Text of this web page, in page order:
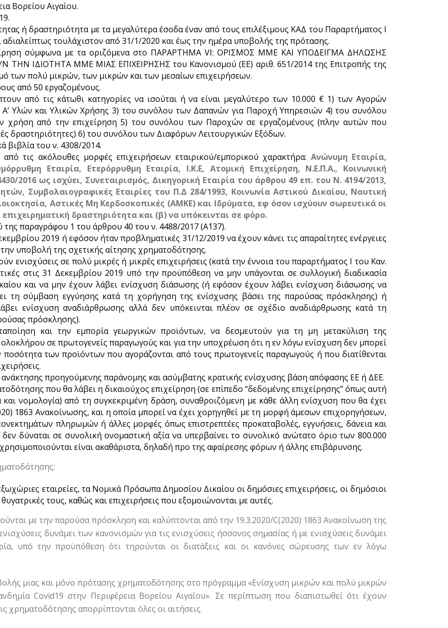
Βορείου Αιγαίου.
ή δραστηριότητα με τα μεγαλύτερα έσοδα έναν από τους επιλέξιμους ΚΑΔ του Παραρτήματος Ι
τουλάχιστον από 31/1/2020 και έως την ημέρα υποβολής της πρότασης.
σύμφωνα με τα οριζόμενα στο ΠΑΡΑΡΤΗΜΑ VI: ΟΡΙΣΜΟΣ ΜΜΕ ΚΑΙ ΥΠΟΔΕΙΓΜΑ ΔΗΛΩΣΗΣ
ΙΔΙΟΤΗΤΑ ΜΜΕ ΜΙΑΣ ΕΠΙΧΕΙΡΗΣΗΣ του Κανονισμού (ΕΕ) αριθ. 651/2014 της Επιτροπής της
των πολύ μικρών, των μικρών και των μεσαίων επιχειρήσεων.
από 50 εργαζομένους.
από τις κάτωθι κατηγορίες να ισούται ή να είναι μεγαλύτερο των 10.000 € 1) των Αγορών
Υλών και Υλικών Χρήσης 3) του συνόλου των Δαπανών για Παροχή Υπηρεσιών 4) του συνόλου
χρήση από την επιχείρηση 5) του συνόλου των Παροχών σε εργαζομένους (πλην αυτών που
δραστηριότητες) 6) του συνόλου των Διαφόρων Λειτουργικών Εξόδων.
βιβλία του ν. 4308/2014.
τις ακόλουθες μορφές επιχειρήσεων εταιρικού/εμπορικού χαρακτήρα: Ανώνυμη Εταιρία,
Εταιρία, Ετερόρρυθμη Εταιρία, Ι.Κ.Ε, Ατομική Επιχείρηση, Ν.Ε.Π.Α., Κοινωνική
2016 ως ισχύει, Συνεταιρισμός, Δικηγορική Εταιρία του άρθρου 49 επ. του Ν. 4194/2013,
Συμβολαιογραφικές Εταιρίες του Π.Δ 284/1993, Κοινωνία Αστικού Δικαίου, Ναυτική
Αστικές Μη Κερδοσκοπικές (ΑΜΚΕ) και Ιδρύματα, εφ όσον ισχύουν σωρευτικά οι
δραστηριότητα και (β) να υπόκεινται σε φόρο.
παραγράφου 1 του άρθρου 40 του ν. 4488/2017 (Α΄137).
2019 ή εφόσον ήταν προβληματικές 31/12/2019 να έχουν κάνει τις απαραίτητες ενέργειες
υποβολή της σχετικής αίτησης χρηματοδότησης.
ενισχύσεις σε πολύ μικρές ή μικρές επιχειρήσεις (κατά την έννοια του παραρτήματος I του Καν.
στις 31 Δεκεμβρίου 2019 υπό την προϋπόθεση να μην υπάγονται σε συλλογική διαδικασία
και να μην έχουν λάβει ενίσχυση διάσωσης (ή εφόσον έχουν λάβει ενίσχυση διάσωσης να
τη σύμβαση εγγύησης κατά τη χορήγηση της ενίσχυσης βάσει της παρούσας πρόσκλησης) ή
ενίσχυση αναδιάρθρωσης αλλά δεν υπόκεινται πλέον σε σχέδιο αναδιάρθρωσης κατά τη
πρόσκλησης).
και την εμπορία γεωργικών προϊόντων, να δεσμευτούν για τη μη μετακύλιση της
σε πρωτογενείς παραγωγούς και για την υποχρέωση ότι η εν λόγω ενίσχυση δεν μπορεί
ποσότητα των προϊόντων που αγοράζονται από τους πρωτογενείς παραγωγούς ή που διατίθενται
προηγούμενης παράνομης και ασύμβατης κρατικής ενίσχυσης βάση απόφασης ΕΕ ή ΔΕΕ.
που θα λάβει η δικαιούχος επιχείρηση (σε επίπεδο “δεδομένης επιχείρησης” όπως αυτή
και νομολογία) από τη συγκεκριμένη δράση, συναθροιζόμενη με κάθε άλλη ενίσχυση που θα έχει
1863 Ανακοίνωσης, και η οποία μπορεί να έχει χορηγηθεί με τη μορφή άμεσων επιχορηγήσεων,
πληρωμών ή άλλες μορφές όπως επιστρεπτέες προκαταβολές, εγγυήσεις, δάνεια και
δύναται σε συνολική ονομαστική αξία να υπερβαίνει το συνολικό ανώτατο όριο των 800.000
είναι ακαθάριστα, δηλαδή προ της αφαίρεσης φόρων ή άλλης επιβάρυνσης.
εταιρείες, τα Νομικά Πρόσωπα Δημοσίου Δικαίου οι δημόσιες επιχειρήσεις, οι δημόσιοι
τους, καθώς και επιχειρήσεις που εξομοιώνονται με αυτές.
με την παρούσα πρόσκληση και καλύπτονται από την 19.3.2020/C(2020) 1863 Ανακοίνωση της
δυνάμει των κανονισμών για τις ενισχύσεις ήσσονος σημασίας ή με ενισχύσεις δυνάμει
υπό την προϋπόθεση ότι τηρούνται οι διατάξεις και οι κανόνες σώρευσης των εν λόγω
μιας και μόνο πρότασης χρηματοδότησης στο πρόγραμμα «Ενίσχυση μικρών και πολύ μικρών
Covid19 στην Περιφέρεια Βορείου Αιγαίου». Σε περίπτωση που διαπιστωθεί ότι έχουν
χρηματοδότησης απορρίπτονται όλες οι αιτήσεις.